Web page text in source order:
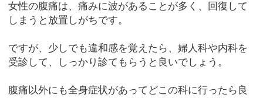
女性の腹痛は、痛みに波があることが多く、回復して
しまうと放置しがちです。
ですが、少しでも違和感を覚えたら、婦人科や内科を
受診して、しっかり診てもらうと良いでしょう。
腹痛以外にも全身症状があってどこの科に行ったら良